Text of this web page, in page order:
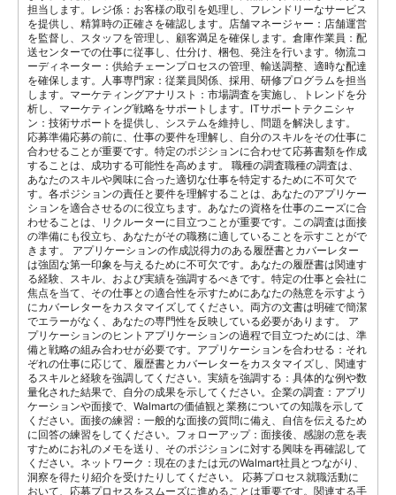
担当します。レジ係：お客様の取引を処理し、フレンドリーなサービス
を提供し、精算時の正確さを確認します。店舗マネージャー：店舗運営
を監督し、スタッフを管理し、顧客満足を確保します。倉庫作業員：配
送センターでの仕事に従事し、仕分け、梱包、発注を行います。物流コ
ーディネーター：供給チェーンプロセスの管理、輸送調整、適時な配達
を確保します。人事専門家：従業員関係、採用、研修プログラムを担当
します。マーケティングアナリスト：市場調査を実施し、トレンドを分
析し、マーケティング戦略をサポートします。ITサポートテクニシャ
ン：技術サポートを提供し、システムを維持し、問題を解決します。
応募準備応募の前に、仕事の要件を理解し、自分のスキルをその仕事に
合わせることが重要です。特定のポジションに合わせて応募書類を作成
することは、成功する可能性を高めます。 職種の調査職種の調査は、
あなたのスキルや興味に合った適切な仕事を特定するために不可欠で
す。各ポジションの責任と要件を理解することは、あなたのアプリケー
ションを適合させるのに役立ちます。あなたの資格を仕事のニーズに合
わせることは、リクルーターに目立つことが重要です。この調査は面接
の準備にも役立ち、あなたがその職務に適していることを示すことがで
きます。 アプリケーションの作成説得力のある履歴書とカバーレター
は強固な第一印象を与えるために不可欠です。あなたの履歴書は関連す
る経験、スキル、および実績を強調するべきです。特定の仕事と会社に
焦点を当て、その仕事との適合性を示すためにあなたの熱意を示すよう
にカバーレターをカスタマイズしてください。両方の文書は明確で簡潔
でエラーがなく、あなたの専門性を反映している必要があります。 ア
プリケーションのヒントアプリケーションの過程で目立つためには、準
備と戦略の組み合わせが必要です。アプリケーションを合わせる：それ
ぞれの仕事に応じて、履歴書とカバーレターをカスタマイズし、関連す
るスキルと経験を強調してください。実績を強調する：具体的な例や数
量化された結果で、自分の成果を示してください。企業の調査：アプリ
ケーションや面接で、Walmartの価値観と業務についての知識を示して
ください。面接の練習：一般的な面接の質問に備え、自信を伝えるため
に回答の練習をしてください。フォローアップ：面接後、感謝の意を表
すためにお礼のメモを送り、そのポジションに対する興味を再確認して
ください。ネットワーク：現在のまたは元のWalmart社員とつながり、
洞察を得たり紹介を受けたりしてください。 応募プロセス就職活動に
おいて、応募プロセスをスムーズに進めることは重要です。関連する手